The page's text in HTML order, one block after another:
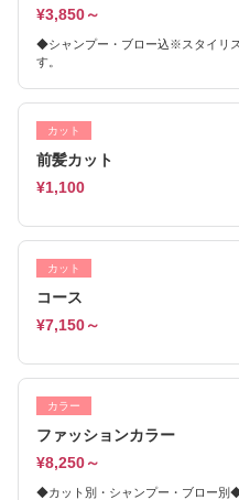
¥3,850～
◆シャンプー・ブロー込※スタイリ
す。
カット
前髪カット
¥1,100
カット
コース
¥7,150～
カラー
ファッションカラー
¥8,250～
◆カット別・シャンプー・ブロー別